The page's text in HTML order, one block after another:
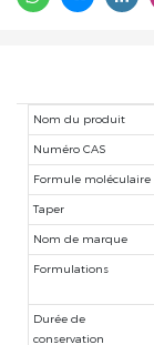
Nom du produit
Numéro CAS
Formule moléculaire
Taper
Nom de marque
Formulations
Durée de
conservation